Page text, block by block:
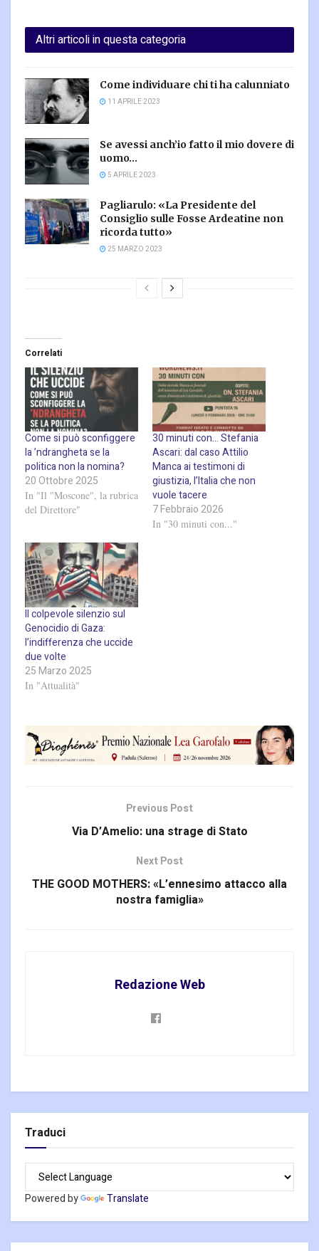
Altri articoli in questa categoria
Come individuare chi ti ha calunniato
11 APRILE 2023
Se avessi anch’io fatto il mio dovere di
uomo…
5 APRILE 2023
Pagliarulo: «La Presidente del
Consiglio sulle Fosse Ardeatine non
ricorda tutto»
25 MARZO 2023
Correlati
Come si può sconfiggere
la ’ndrangheta se la
politica non la nomina?
20 Ottobre 2025
In "Il "Moscone", la rubrica
del Direttore"
30 minuti con… Stefania
Ascari: dal caso Attilio
Manca ai testimoni di
giustizia, l’Italia che non
vuole tacere
7 Febbraio 2026
In "30 minuti con..."
Il colpevole silenzio sul
Genocidio di Gaza:
l’indifferenza che uccide
due volte
25 Marzo 2025
In "Attualità"
Previous Post
Via D’Amelio: una strage di Stato
Next Post
THE GOOD MOTHERS: «L’ennesimo attacco alla
nostra famiglia»
Redazione Web
Traduci
Powered by Translate